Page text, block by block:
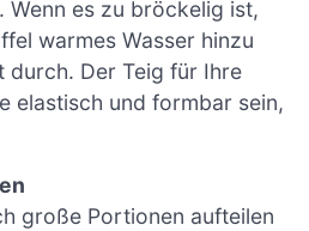
Wenn es zu bröckelig ist,
warmes Wasser hinzu
durch. Der Teig für Ihre
elastisch und formbar sein,
große Portionen aufteilen